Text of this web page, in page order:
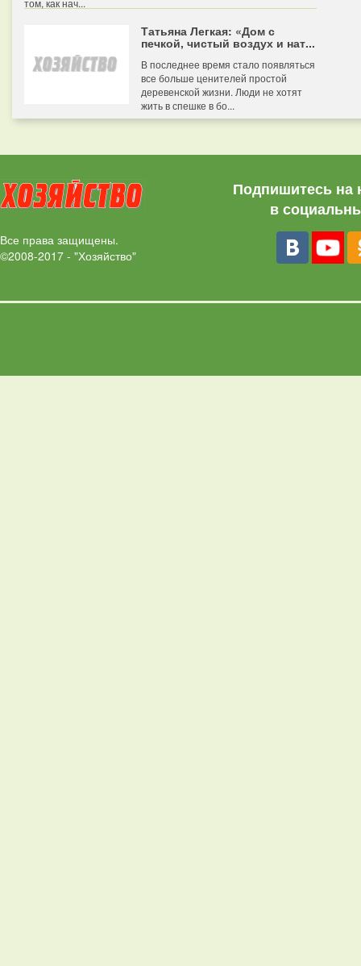
том, как нач...
Татьяна Легкая: «Дом с
печкой, чистый воздух и нат...
В последнее время стало появляться
все больше ценителей простой
деревенской жизни. Люди не хотят
жить в спешке в бо...
Все права защищены.
©2008-2017 - "Хозяйство"
Подпишитесь на
в